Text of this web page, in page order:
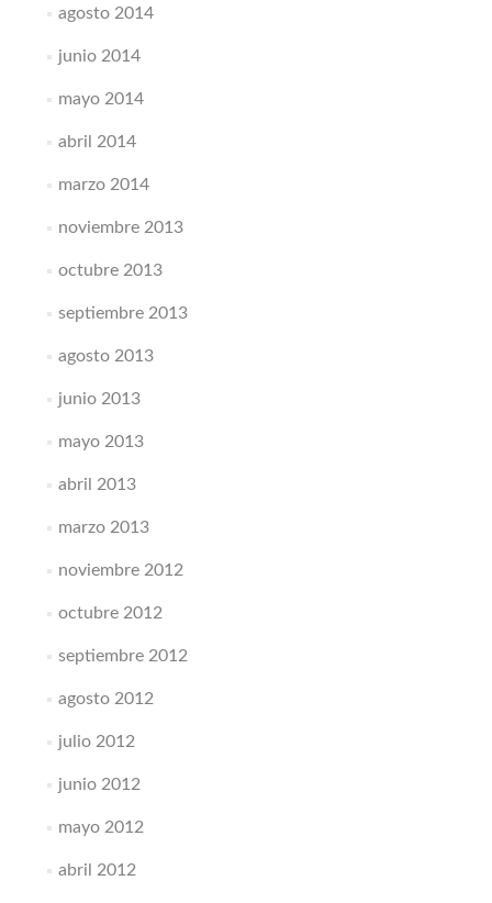
agosto 2014
junio 2014
mayo 2014
abril 2014
marzo 2014
noviembre 2013
octubre 2013
septiembre 2013
agosto 2013
junio 2013
mayo 2013
abril 2013
marzo 2013
noviembre 2012
octubre 2012
septiembre 2012
agosto 2012
julio 2012
junio 2012
mayo 2012
abril 2012